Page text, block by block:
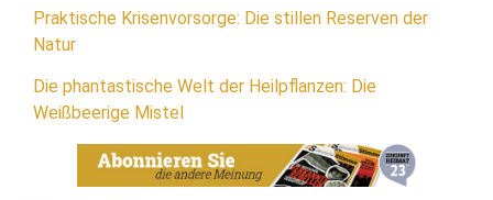
Praktische Krisenvorsorge: Die stillen Reserven der
Natur
Die phantastische Welt der Heilpflanzen: Die
Weißbeerige Mistel